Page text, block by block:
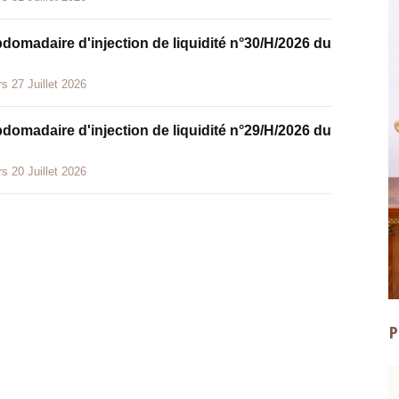
d'injection de liquidité n°30/H/2026 du
27 Juillet 2026
d'injection de liquidité n°29/H/2026 du
20 Juillet 2026